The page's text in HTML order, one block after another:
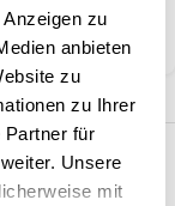
zu
anbieten
zu
zu Ihrer
Partner für
Unsere
mit